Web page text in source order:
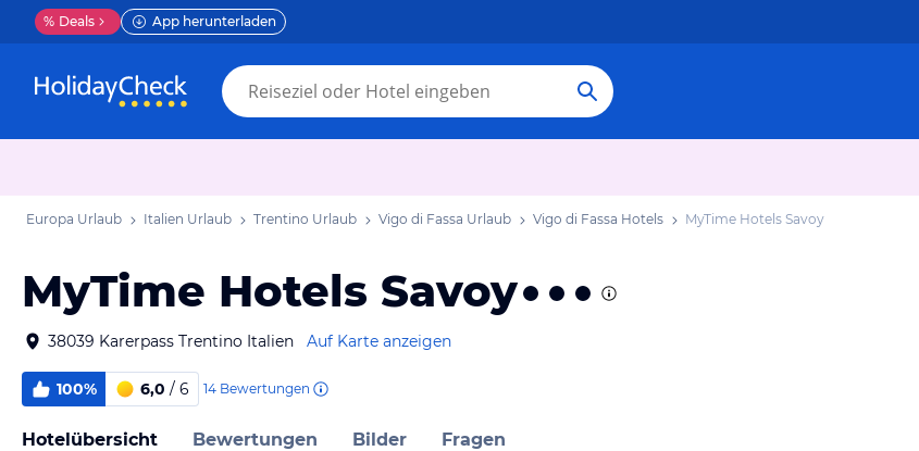
% Deals App herunterladen
Europa Urlaub Italien Urlaub Trentino Urlaub Vigo di Fassa Urlaub Vigo di Fassa Hotels MyTime Hotels Savoy
MyTime Hotels Savoy
38039 Karerpass Trentino Italien Auf Karte anzeigen
100% 6,0 / 6 14 Bewertungen
Hotelübersicht Bewertungen Bilder Fragen